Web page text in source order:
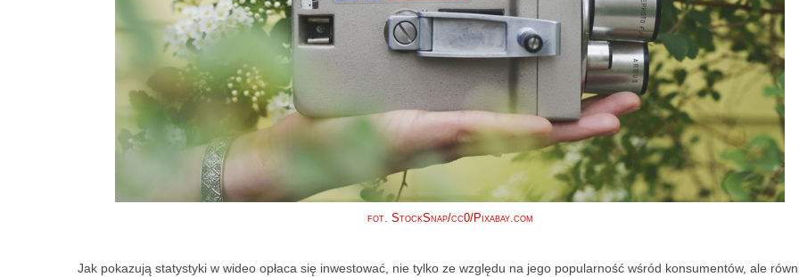
fot. StockSnap/cc0/Pixabay.com
Jak pokazują statystyki w wideo opłaca się inwestować, nie tylko ze względu na jego popularność wśród konsumentów, ale